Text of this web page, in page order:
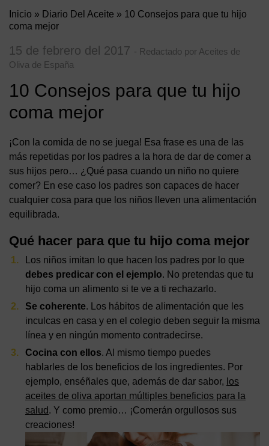
Inicio » Diario Del Aceite » 10 Consejos para que tu hijo
coma mejor
15 de febrero del 2017 - Redactado por Aceites de
Oliva de España
10 Consejos para que tu hijo
coma mejor
¡Con la comida de no se juega! Esa frase es una de las
más repetidas por los padres a la hora de dar de comer a
sus hijos pero… ¿Qué pasa cuando un niño no quiere
comer? En ese caso los padres son capaces de hacer
cualquier cosa para que los niños lleven una alimentación
equilibrada.
Qué hacer para que tu hijo coma mejor
Los niños imitan lo que hacen los padres por lo que
debes predicar con el ejemplo. No pretendas que tu
hijo coma un alimento si te ve a ti rechazarlo.
Se coherente. Los hábitos de alimentación que les
inculcas en casa y en el colegio deben seguir la misma
línea y en ningún momento contradecirse.
Cocina con ellos. Al mismo tiempo puedes
hablarles de los beneficios de los ingredientes. Por
ejemplo, enséñales que, además de dar sabor, los
aceites de oliva aportan múltiples beneficios para la
salud. Y como premio… ¡Comerán orgullosos sus
creaciones!